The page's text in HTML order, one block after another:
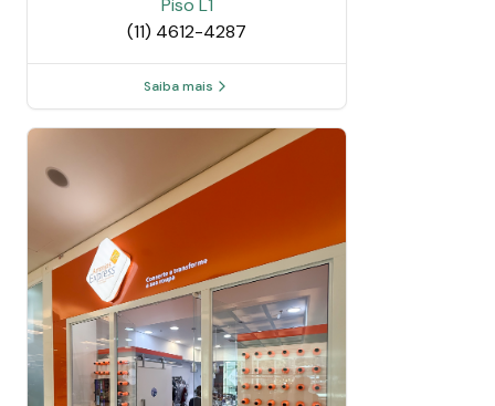
Piso L1
(11) 4612-4287
Saiba mais